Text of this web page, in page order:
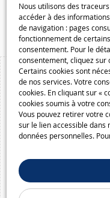
Nous utilisons des
accéder à des
de navigation : pages
fonctionnement de
consentement. Pour le
consentement, cliquez sur
Certains cookies sont
de nos services. Votre
cookies. En cliquant sur «
cookies soumis à votre
Vous pouvez retirer votre
sur le lien accessible dans
données personnelles.
Speelgoedmelkweg.be
Macway.com